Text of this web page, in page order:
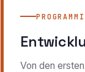
Von den